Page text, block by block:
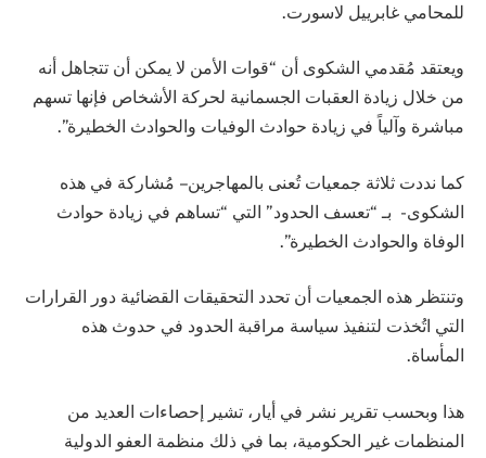
للمحامي غابرييل لاسورت.
ويعتقد مُقدمي الشكوى أن “قوات الأمن لا يمكن أن تتجاهل أنه
من خلال زيادة العقبات الجسمانية لحركة الأشخاص فإنها تسهم
مباشرة وآلياً في زيادة حوادث الوفيات والحوادث الخطيرة”.
كما نددت ثلاثة جمعيات تُعنى بالمهاجرين – مُشاركة في هذه
الشكوى- بـ “تعسف الحدود” التي “تساهم في زيادة حوادث
الوفاة والحوادث الخطيرة”.
وتنتظر هذه الجمعيات أن تحدد التحقيقات القضائية دور القرارات
التي اتُخذت لتنفيذ سياسة مراقبة الحدود في حدوث هذه
المأساة.
هذا وبحسب تقرير نشر في أيار، تشير إحصاءات العديد من
المنظمات غير الحكومية، بما في ذلك منظمة العفو الدولية